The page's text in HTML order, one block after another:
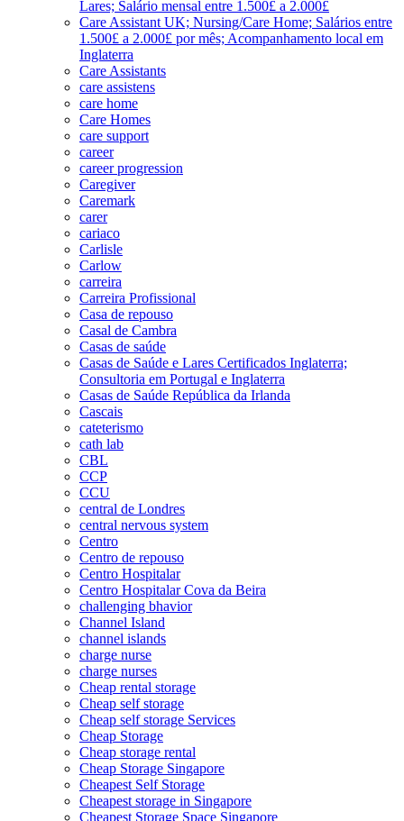
Lares; Salário mensal entre 1.500£ a 2.000£
Care Assistant UK; Nursing/Care Home; Salários entre
1.500£ a 2.000£ por mês; Acompanhamento local em
Inglaterra
Care Assistants
care assistens
care home
Care Homes
care support
career
career progression
Caregiver
Caremark
carer
cariaco
Carlisle
Carlow
carreira
Carreira Profissional
Casa de repouso
Casal de Cambra
Casas de saúde
Casas de Saúde e Lares Certificados Inglaterra;
Consultoria em Portugal e Inglaterra
Casas de Saúde República da Irlanda
Cascais
cateterismo
cath lab
CBL
CCP
CCU
central de Londres
central nervous system
Centro
Centro de repouso
Centro Hospitalar
Centro Hospitalar Cova da Beira
challenging bhavior
Channel Island
channel islands
charge nurse
charge nurses
Cheap rental storage
Cheap self storage
Cheap self storage Services
Cheap Storage
Cheap storage rental
Cheap Storage Singapore
Cheapest Self Storage
Cheapest storage in Singapore
Cheapest Storage Space Singapore